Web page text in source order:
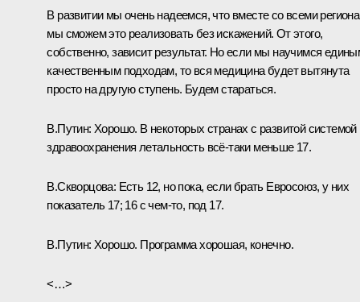
В развитии мы очень надеемся, что вместе со всеми
мы сможем это реализовать без искажений. От этого,
собственно, зависит результат. Но если мы научимся
качественным подходам, то вся медицина будет вытянута
просто на другую ступень. Будем стараться.
В.Путин: Хорошо. В некоторых странах с развитой системой
здравоохранения летальность всё-таки меньше 17.
В.Скворцова: Есть 12, но пока, если брать Евросоюз, у них
показатель 17; 16 с чем-то, под 17.
В.Путин: Хорошо. Программа хорошая, конечно.
<…>